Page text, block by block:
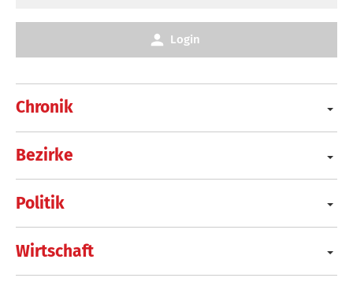
Chronik
Bezirke
Politik
Wirtschaft
Login